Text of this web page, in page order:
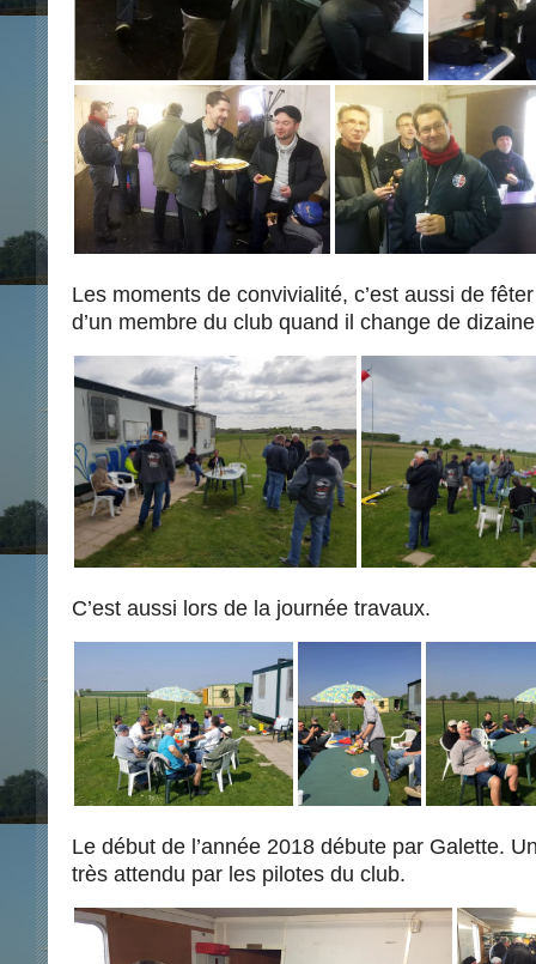
Les moments de convivialité, c’est aussi de
d’un membre du club quand il change de
C’est aussi lors de la journée travaux.
Le début de l’année 2018 débute par Galette.
très attendu par les pilotes du club.